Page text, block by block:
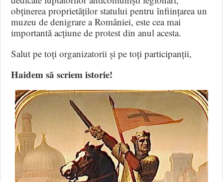
obținerea proprietăților statului pentru înființarea un
muzeu de denigrare a României, este cea mai
importantă acțiune de protest din anul acesta.
Salut pe toți organizatorii și pe toți participanții,
Haidem să scriem istorie!